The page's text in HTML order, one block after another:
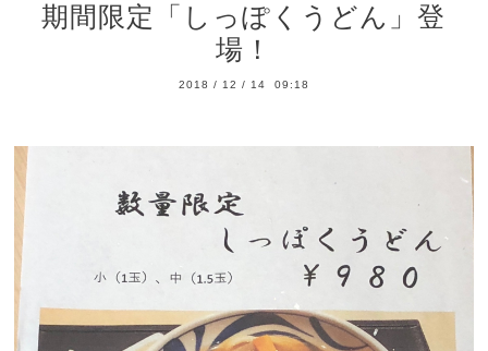
期間限定「しっぽくうどん」登
場！
2018 / 12 / 14 09:18